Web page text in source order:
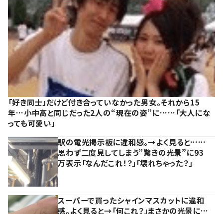
「好き同士」だけど付き合っていなかった男女。それから15
年…小中高と同じだった2人の“現在の姿”に……「大人にな
っても可愛い」
駅の電光掲示板に違和感。→よく見ると……
思わず二度見してしまう”驚きの光景”に93
万表示「なんだこれ！？」「壊れちゃった？」
スーパーで買ったシャインマスカットに違和
感。よく見ると→「何これ？」まさかの光景に…